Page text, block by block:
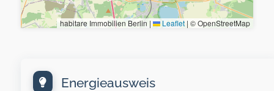
habitare Immobilien Berlin | Leaflet | © OpenStreetMap
Energieausweis